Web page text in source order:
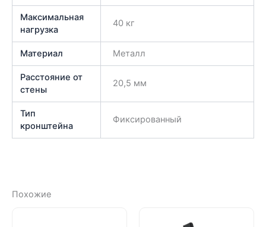
Максимальная
нагрузка
40 кг
Материал Металл
Расстояние от
стены
20,5 мм
Тип
кронштейна
Фиксированный
Похожие